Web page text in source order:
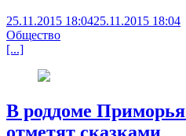
25.11.2015 18:0425.11.2015 18:04
Общество
[...]
В роддоме
отметят сказками